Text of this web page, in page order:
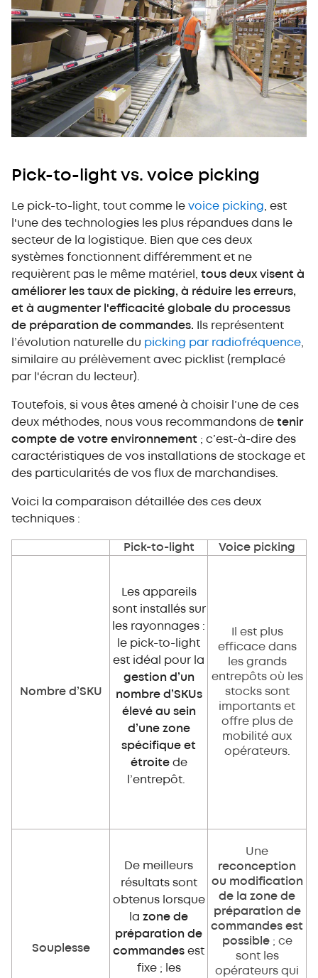
Pick-to-light vs. voice picking
Le pick-to-light, tout comme le voice picking, est
l'une des technologies les plus répandues dans le
secteur de la logistique. Bien que ces deux
systèmes fonctionnent différemment et ne
requièrent pas le même matériel, tous deux visent à
améliorer les taux de picking, à réduire les erreurs,
et à augmenter l'efficacité globale du processus
de préparation de commandes. Ils représentent
l’évolution naturelle du picking par radiofréquence,
similaire au prélèvement avec picklist (remplacé
par l'écran du lecteur).
Toutefois, si vous êtes amené à choisir l’une de ces
deux méthodes, nous vous recommandons de tenir
compte de votre environnement ; c’est-à-dire des
caractéristiques de vos installations de stockage et
des particularités de vos flux de marchandises.
Voici la comparaison détaillée des ces deux
techniques :
Pick-to-light Voice picking
Nombre d’SKU
Les appareils
sont installés sur
les rayonnages :
le pick-to-light
est idéal pour la
gestion d’un
nombre d’SKUs
élevé au sein
d’une zone
spécifique et
étroitede
l’entrepôt.
Il est plus
efficace dans
les grands
entrepôts où les
stocks sont
importants et
offre plus de
mobilité aux
opérateurs.
Souplesse
De meilleurs
résultats sont
obtenus lorsque
la zone de
préparation de
commandes est
fixe ; les
Une
reconception
ou modification
de la zone de
préparation de
commandes est
possible; ce
sont les
opérateurs qui